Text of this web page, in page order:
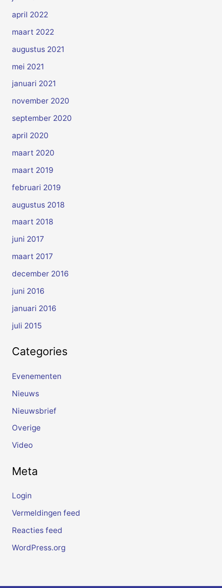
april 2022
maart 2022
augustus 2021
mei 2021
januari 2021
november 2020
september 2020
april 2020
maart 2020
maart 2019
februari 2019
augustus 2018
maart 2018
juni 2017
maart 2017
december 2016
juni 2016
januari 2016
juli 2015
Categories
Evenementen
Nieuws
Nieuwsbrief
Overige
Video
Meta
Login
Vermeldingen feed
Reacties feed
WordPress.org